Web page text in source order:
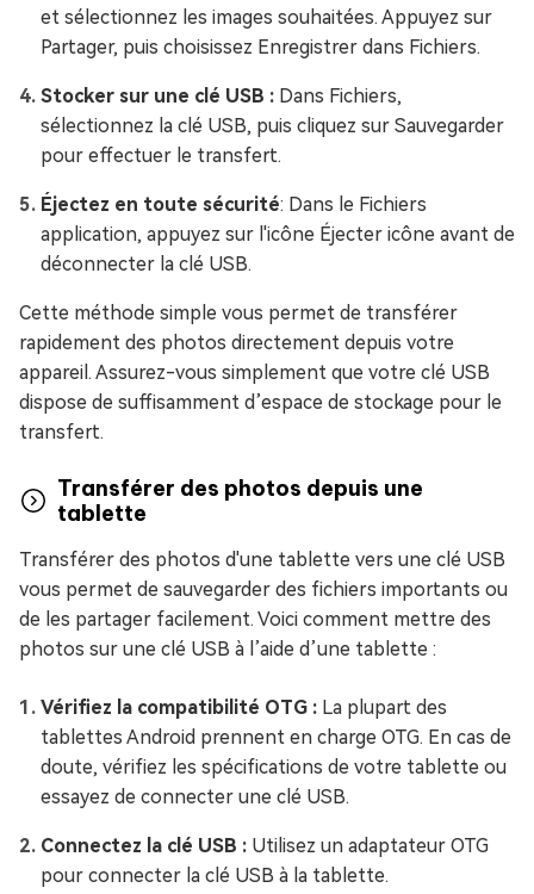
et sélectionnez les images souhaitées. Appuyez sur
Partager, puis choisissez Enregistrer dans Fichiers.
Stocker sur une clé USB : Dans Fichiers,
sélectionnez la clé USB, puis cliquez sur Sauvegarder
pour effectuer le transfert.
Éjectez en toute sécurité: Dans le Fichiers
application, appuyez sur l'icône Éjecter icône avant de
déconnecter la clé USB.
Cette méthode simple vous permet de transférer
rapidement des photos directement depuis votre
appareil. Assurez-vous simplement que votre clé USB
dispose de suffisamment d’espace de stockage pour le
transfert.
Transférer des photos depuis une
tablette
Transférer des photos d'une tablette vers une clé USB
vous permet de sauvegarder des fichiers importants ou
de les partager facilement. Voici comment mettre des
photos sur une clé USB à l’aide d’une tablette :
Vérifiez la compatibilité OTG : La plupart des
tablettes Android prennent en charge OTG. En cas de
doute, vérifiez les spécifications de votre tablette ou
essayez de connecter une clé USB.
Connectez la clé USB : Utilisez un adaptateur OTG
pour connecter la clé USB à la tablette.